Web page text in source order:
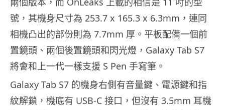
號，其機身尺寸為 253.7 x 165.3 x 6.3mm，連同
相機凸出的部份則為 7.7mm 厚。平板配備一個前
置鏡頭、兩個後置鏡頭和閃光燈，Galaxy Tab S7
將會和上一代一樣支援 S Pen 手寫筆。
Galaxy Tab S7 的機身右側有音量鍵、電源鍵和指
紋解鎖，機底有 USB-C 接口，但沒有 3.5mm 耳機